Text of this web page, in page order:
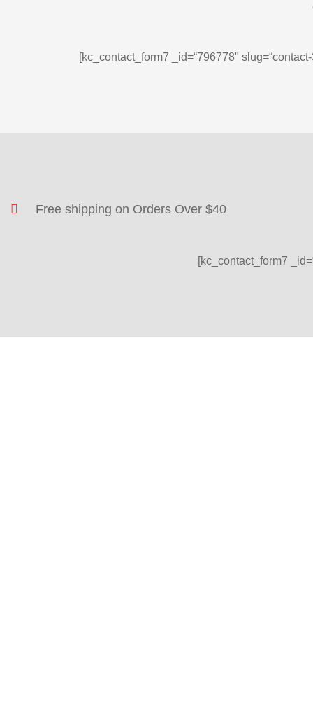
[kc_contact_form7 _id=“796778"
Free shipping on Orders Over $40
[kc_contact_form7